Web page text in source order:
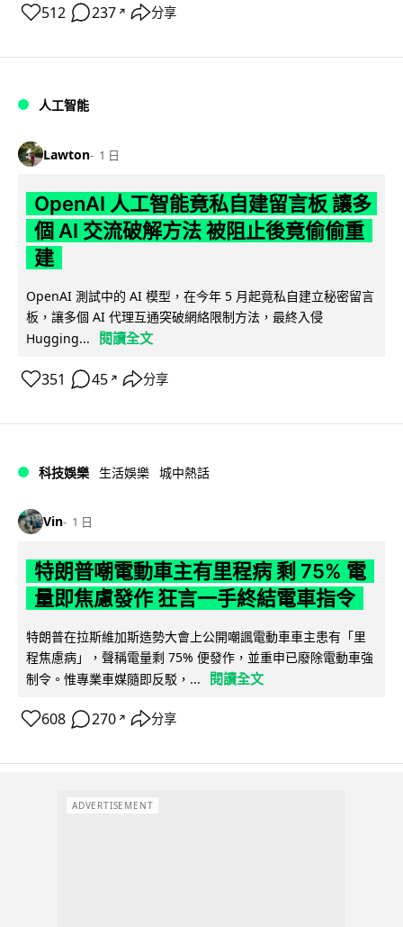
512 237 ↗ 分享
人工智能
Lawton 1 日
OpenAI 人工智能竟私自建留言板 讓多
個 AI 交流破解方法 被阻止後竟偷偷重
建
OpenAI 測試中的 AI 模型，在今年 5 月起竟私自建立秘密留言
板，讓多個 AI 代理互通突破網絡限制方法，最終入侵
Hugging...
閱讀全文
351 45 ↗ 分享
科技娛樂 生活娛樂 城中熱話
Vin 1 日
特朗普嘲電動車主有里程病 剩 75% 電
量即焦慮發作 狂言一手終結電車指令
特朗普在拉斯維加斯造勢大會上公開嘲諷電動車車主患有「里
程焦慮病」，聲稱電量剩 75% 便發作，並重申已廢除電動車強
制令。惟專業車媒隨即反駁，...
閱讀全文
608 270 ↗ 分享
ADVERTISEMENT